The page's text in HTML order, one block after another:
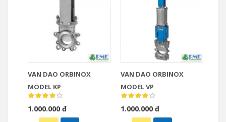
VAN DAO ORBINOX
MODEL KP
1.000.000 đ
VAN DAO ORBINOX
MODEL VP
1.000.000 đ